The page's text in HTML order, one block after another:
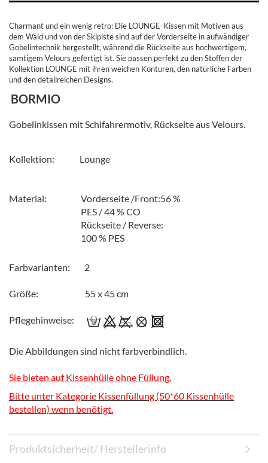
Charmant und ein wenig retro: Die LOUNGE-Kissen mit Motiven aus
dem Wald und von der Skipiste sind auf der Vorderseite in aufwändiger
Gobelintechnik hergestellt, während die Rückseite aus hochwertigem,
samtigem Velours gefertigt ist. Sie passen perfekt zu den Stoffen der
Kollektion LOUNGE mit ihren weichen Konturen, den natürliche Farben
und den detailreichen Designs.
BORMIO
Gobelinkissen mit Schifahrermotiv, Rückseite aus Velours.
Kollektion: Lounge
Material: Vorderseite /Front:56 %
PES / 44 % CO
Rückseite / Reverse:
100 % PES
Farbvarianten: 2
Größe: 55 x 45 cm
Pflegehinweise:
Die Abbildungen sind nicht farbverbindlich.
Sie bieten auf Kissenhülle ohne Füllung.
Bitte unter Kategorie Kissenfüllung (50*60 Kissenhülle
bestellen) wenn benötigt.
Produktsicherheit/ Herstellerinfo